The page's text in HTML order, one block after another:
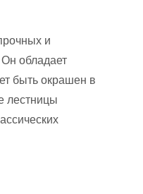
и
обладает
быть окрашен в
лестницы